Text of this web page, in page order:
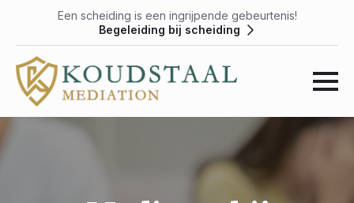
Een scheiding is een ingrijpende gebeurtenis!
Begeleiding bij scheiding